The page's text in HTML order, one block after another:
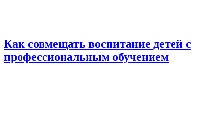
Как совмещать воспитание детей с
профессиональным обучением